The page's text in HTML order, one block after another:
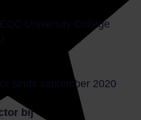
University College
sinds september 2020
bij